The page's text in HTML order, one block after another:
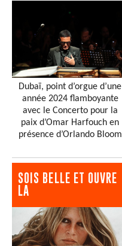
Dubaï, point d’orgue d’une
année 2024 flamboyante
avec le Concerto pour la
paix d’Omar Harfouch en
présence d’Orlando Bloom
SOIS BELLE ET OUVRE
LA